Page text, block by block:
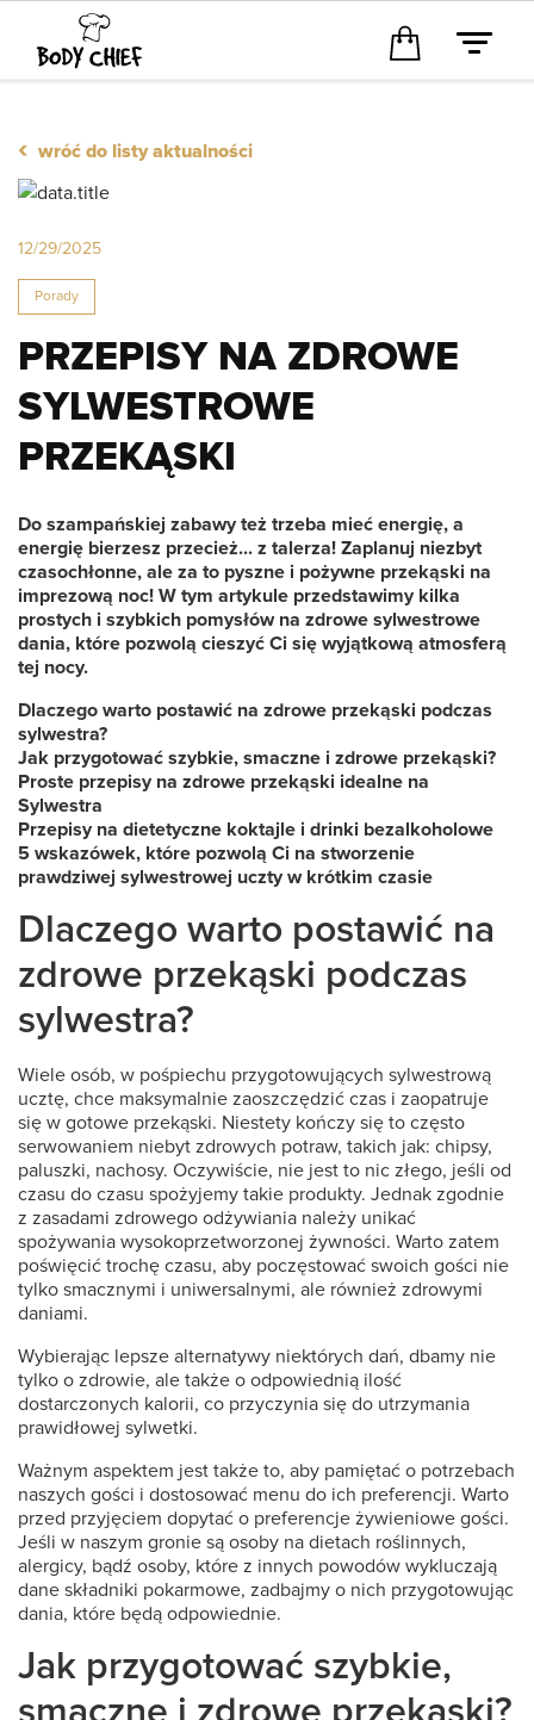
‹ wróć do listy aktualności
12/29/2025
Porady
PRZEPISY NA ZDROWE
SYLWESTROWE
PRZEKĄSKI
Do szampańskiej zabawy też trzeba mieć energię, a
energię bierzesz przecież... z talerza! Zaplanuj niezbyt
czasochłonne, ale za to pyszne i pożywne przekąski na
imprezową noc! W tym artykule przedstawimy kilka
prostych i szybkich pomysłów na zdrowe sylwestrowe
dania, które pozwolą cieszyć Ci się wyjątkową atmosferą
tej nocy.
Dlaczego warto postawić na zdrowe przekąski podczas
sylwestra?
Jak przygotować szybkie, smaczne i zdrowe przekąski?
Proste przepisy na zdrowe przekąski idealne na
Sylwestra
Przepisy na dietetyczne koktajle i drinki bezalkoholowe
5 wskazówek, które pozwolą Ci na stworzenie
prawdziwej sylwestrowej uczty w krótkim czasie
Dlaczego warto postawić na
zdrowe przekąski podczas
sylwestra?
Wiele osób, w pośpiechu przygotowujących sylwestrową
ucztę, chce maksymalnie zaoszczędzić czas i zaopatruje
się w gotowe przekąski. Niestety kończy się to często
serwowaniem niebyt zdrowych potraw, takich jak: chipsy,
paluszki, nachosy. Oczywiście, nie jest to nic złego, jeśli od
czasu do czasu spożyjemy takie produkty. Jednak zgodnie
z zasadami zdrowego odżywiania należy unikać
spożywania wysokoprzetworzonej żywności. Warto zatem
poświęcić trochę czasu, aby poczęstować swoich gości nie
tylko smacznymi i uniwersalnymi, ale również zdrowymi
daniami.
Wybierając lepsze alternatywy niektórych dań, dbamy nie
tylko o zdrowie, ale także o odpowiednią ilość
dostarczonych kalorii, co przyczynia się do utrzymania
prawidłowej sylwetki.
Ważnym aspektem jest także to, aby pamiętać o potrzebach
naszych gości i dostosować menu do ich preferencji. Warto
przed przyjęciem dopytać o preferencje żywieniowe gości.
Jeśli w naszym gronie są osoby na dietach roślinnych,
alergicy, bądź osoby, które z innych powodów wykluczają
dane składniki pokarmowe, zadbajmy o nich przygotowując
dania, które będą odpowiednie.
Jak przygotować szybkie,